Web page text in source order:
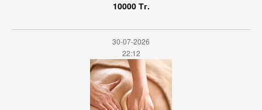
10000 Тг.
30-07-2026
22:12